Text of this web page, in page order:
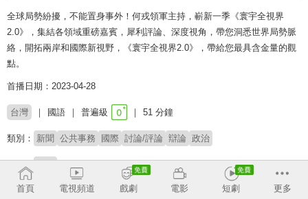
全球局勢紛擾，不能置身事外！何戎領軍主持，嶄新一季《寰宇全視界
2.0》，集結各領域重磅嘉賓，犀利評論、深度視角，帶您洞悉世界局勢脈
絡，開拓兩岸和國際新視野，《寰宇全視界2.0》，帶給您最具含金量的觀
點。
首播日期：2023-04-28
台灣 國語 普遍級 51 分鐘
類別： 新聞 公共事務 國際 討論/評論 辯論 政治
主持：
首頁 電視頻道 戲劇 電影 短劇 更多